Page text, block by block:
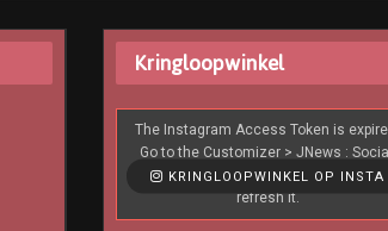
Kringloopwinkel
KRINGLOOPWINKEL OP INSTA
The Instagram Access Token is
Go to the Customizer > JNews : Social,
Like & View > Instagram Feed Setting,
refresh it.